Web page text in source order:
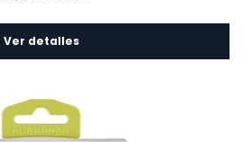
Ver detalles